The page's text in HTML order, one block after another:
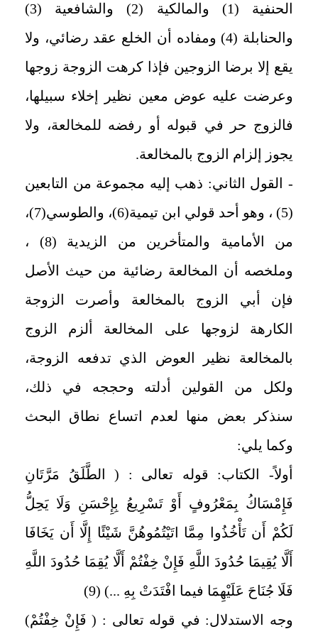
الحنفية (1) والمالكية (2) والشافعية (3)
والحنابلة (4) ومفاده أن الخلع عقد رضائي، ولا
يقع إلا برضا الزوجين فإذا كرهت الزوجة زوجها
وعرضت عليه عوض معين نظير إخلاء سبيلها،
فالزوج حر في قبوله أو رفضه للمخالعة، ولا
يجوز إلزام الزوج بالمخالعة.
- القول الثاني: ذهب إليه مجموعة من التابعين
(5) ، وهو أحد قولي ابن تيمية(6)، والطوسي(7)،
من الأمامية والمتأخرين من الزيدية (8) ،
وملخصه أن المخالعة رضائية من حيث الأصل
فإن أبي الزوج بالمخالعة وأصرت الزوجة
الكارهة لزوجها على المخالعة ألزم الزوج
بالمخالعة نظير العوض الذي تدفعه الزوجة،
ولكل من القولين أدلته وحججه في ذلك،
سنذكر بعض منها لعدم اتساع نطاق البحث
وكما يلي:
أولاً- الكتاب: قوله تعالى : ( الطَّلَقُ مَرَّتَانِ
فَإِمْسَاكُ بِمَعْرُوفٍ أَوْ تَسْرِيعُ بِإِحْسَنِ وَلَا يَحِلُّ
لَكُمْ أَن تَأْخُذُوا مِمَّا اتَيْتُمُوهُنَّ شَيْئًا إِلَّا أَن يَخَافَا
أَلَّا يُقِيمَا حُدُودَ اللَّهِ فَإِنْ خِفْتُمْ أَلَّا يُقِمَا حُدُودَ اللَّهِ
فَلَا جُنَاحَ عَلَيْهِمَا فيما افْتَدَتْ بِهِ ...) (9)
وجه الاستدلال: في قوله تعالى : ( فَإِنْ خِفْتُمْ)